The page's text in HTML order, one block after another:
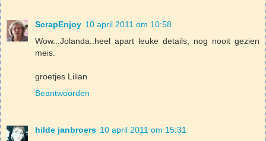
ScrapEnjoy 10 april 2011 om 10:58
Wow...Jolanda..heel apart leuke details, nog nooit gezien
meis.
groetjes Lilian
Beantwoorden
hilde janbroers 10 april 2011 om 15:31